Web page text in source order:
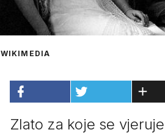
WIKIMEDIA
Zlato za koje se